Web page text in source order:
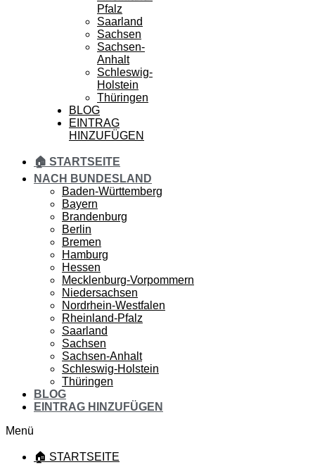
Pfalz
Saarland
Sachsen
Sachsen-
Anhalt
Schleswig-
Holstein
Thüringen
BLOG
EINTRAG
HINZUFÜGEN
🏠 STARTSEITE
NACH BUNDESLAND
Baden-Württemberg
Bayern
Brandenburg
Berlin
Bremen
Hamburg
Hessen
Mecklenburg-Vorpommern
Niedersachsen
Nordrhein-Westfalen
Rheinland-Pfalz
Saarland
Sachsen
Sachsen-Anhalt
Schleswig-Holstein
Thüringen
BLOG
EINTRAG HINZUFÜGEN
Menü
🏠 STARTSEITE